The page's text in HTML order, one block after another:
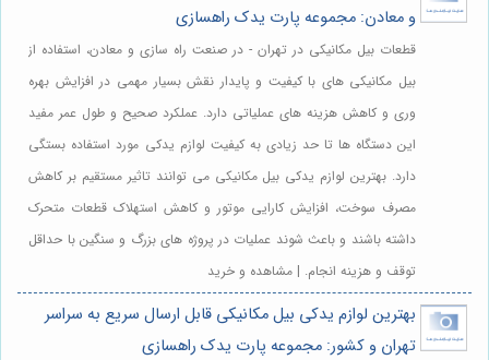
و معادن: مجموعه پارت یدک راهسازی
قطعات بیل مکانیکی در تهران - در صنعت راه سازی و معادن، استفاده از
بیل مکانیکی های با کیفیت و پایدار نقش بسیار مهمی در افزایش بهره
وری و کاهش هزینه های عملیاتی دارد. عملکرد صحیح و طول عمر مفید
این دستگاه ها تا حد زیادی به کیفیت لوازم یدکی مورد استفاده بستگی
دارد. بهترین لوازم یدکی بیل مکانیکی می توانند تاثیر مستقیم بر کاهش
مصرف سوخت، افزایش کارایی موتور و کاهش استهلاک قطعات متحرک
داشته باشند و باعث شوند عملیات در پروژه های بزرگ و سنگین با حداقل
توقف و هزینه انجام. | مشاهده و خرید
بهترین لوازم یدکی بیل مکانیکی قابل ارسال سریع به سراسر
تهران و کشور: مجموعه پارت یدک راهسازی